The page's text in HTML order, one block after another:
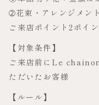
➁花束・アレンジメン
ご来店ポイント2ポイ
【対象条件】
ご来店前にLe
ただいたお客様
【ルール】